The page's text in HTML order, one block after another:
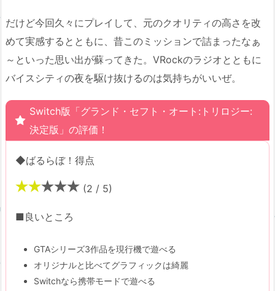
だけど今回久々にプレイして、元のクオリティの高さを改
めて実感するとともに、昔このミッションで詰まったなぁ
～といった思い出が蘇ってきた。VRockのラジオとともに
バイスシティの夜を駆け抜けるのは気持ちがいいぜ。
Switch版「グランド・セフト・オート:トリロジー:
決定版」の評価！
◆ばるらぼ！得点
(2 / 5)
■良いところ
GTAシリーズ3作品を現行機で遊べる
オリジナルと比べてグラフィックは綺麗
Switchなら携帯モードで遊べる